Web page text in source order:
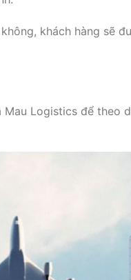
khách hàng sẽ
Logistics để theo